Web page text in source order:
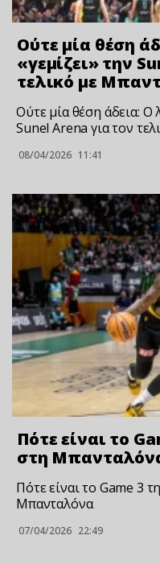
Ούτε μία θέση
«γεμίζει» την
τελικό με
Ούτε μία θέση άδεια: Ο
Sunel Arena για τον
08/04/2026 11:41
Πότε είναι το
στη
Πότε είναι το Game 3
Μπανταλόνα
07/04/2026 22:49